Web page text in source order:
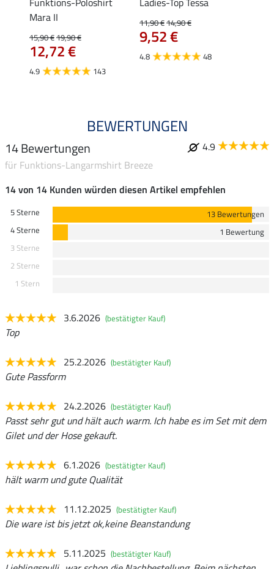
Mara II
15,90 €19,90 €
12,72 €
4.9 143
11,90 €14,90 €
9,52 €
4.8 48
BEWERTUNGEN
14 Bewertungen
4.9
für Funktions-Langarmshirt Breeze
14 von 14 Kunden würden diesen Artikel empfehlen
5 Sterne
13 Bewertungen
4 Sterne
1 Bewertung
3 Sterne
2 Sterne
1 Stern
3.6.2026 (bestätigter Kauf)
Top
25.2.2026 (bestätigter Kauf)
Gute Passform
24.2.2026 (bestätigter Kauf)
Passt sehr gut und hält auch warm. Ich habe es im Set mit dem
Gilet und der Hose gekauft.
6.1.2026 (bestätigter Kauf)
hält warm und gute Qualität
11.12.2025 (bestätigter Kauf)
Die ware ist bis jetzt ok,keine Beanstandung
5.11.2025 (bestätigter Kauf)